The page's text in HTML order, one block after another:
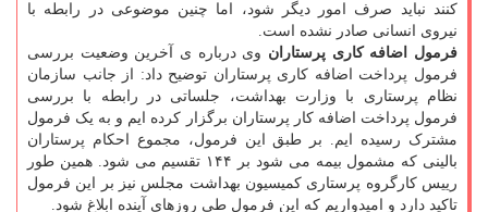
کنند نباید صرف امور دیگر شود، اما چنین موضوعی در رابطه با
نیروی انسانی صادر نشده است.
فرمول اضافه کاری پرستاران وی درباره ی آخرین وضعیت بررسی
فرمول پرداخت اضافه کاری پرستاران توضیح داد: از جانب سازمان
نظام پرستاری با وزارت بهداشت، جلساتی در رابطه با بررسی
فرمول پرداخت اضافه کار پرستاران برگزار کرده ایم و به یک فرمول
مشترک رسیده ایم. بر طبق این فرمول، مجموع احکام پرستاران
بالینی که مشمول بیمه می شود بر ۱۴۴ تقسیم می شود. همین طور
رییس کارگروه پرستاری کمیسیون بهداشت مجلس نیز بر این فرمول
تاکید دارد و امیدواریم که این فرمول طی روزهای آینده ابلاغ شود.